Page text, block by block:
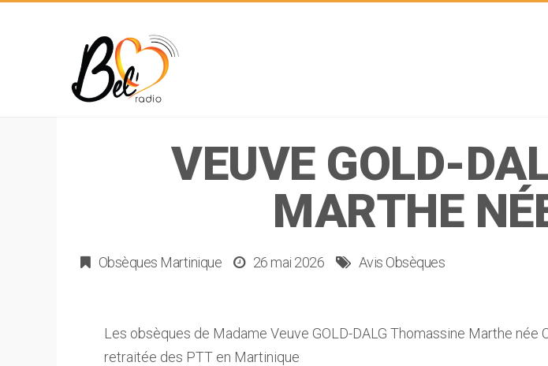
VEUVE GOLD-
MARTHE
Obsèques Martinique 26 mai 2026 Avis Obsèques
Les obsèques de Madame Veuve GOLD-DALG Thomassine Marthe née
retraitée des PTT en Martinique